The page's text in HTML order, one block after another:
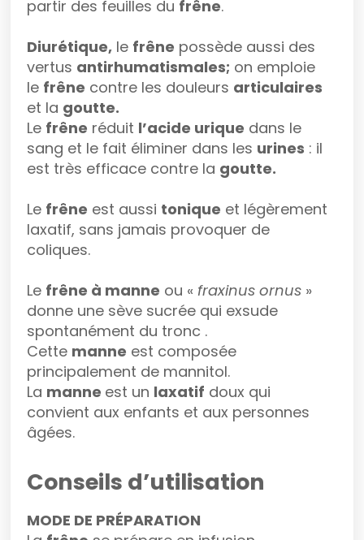
partir des feuilles du frêne.
Diurétique, le frêne possède aussi des
vertus antirhumatismales; on emploie
le frêne contre les douleurs articulaires
et la goutte.
Le frêne réduit l’acide urique dans le
sang et le fait éliminer dans les urines : il
est très efficace contre la goutte.
Le frêne est aussi tonique et légèrement
laxatif, sans jamais provoquer de
coliques.
Le frêne à manne ou « fraxinus ornus »
donne une sève sucrée qui exsude
spontanément du tronc .
Cette manne est composée
principalement de mannitol.
La manne est un laxatif doux qui
convient aux enfants et aux personnes
âgées.
Conseils d’utilisation
MODE DE PRÉPARATION